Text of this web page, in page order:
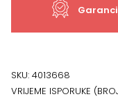
spremanje
količina
SKU: 4013668
VRIJEME ISPORUKE